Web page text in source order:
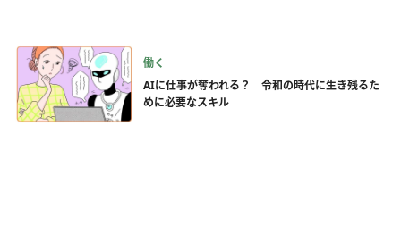
働く
AIに仕事が奪われる？ 令和の時代に生き残るた
めに必要なスキル